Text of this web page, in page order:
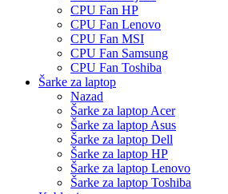
CPU Fan HP
CPU Fan Lenovo
CPU Fan MSI
CPU Fan Samsung
CPU Fan Toshiba
Šarke za laptop
Nazad
Šarke za laptop Acer
Šarke za laptop Asus
Šarke za laptop Dell
Šarke za laptop HP
Šarke za laptop Lenovo
Šarke za laptop Toshiba